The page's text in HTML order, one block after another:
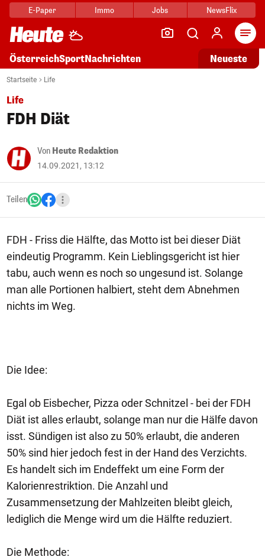
E-Paper Immo Jobs NewsFlix
ÖsterreichSportNachrichten Neueste
Startseite Life
Life
FDH Diät
Von Heute Redaktion
14.09.2021, 13:12
Teilen
FDH - Friss die Hälfte, das Motto ist bei dieser Diät
eindeutig Programm. Kein Lieblingsgericht ist hier
tabu, auch wenn es noch so ungesund ist. Solange
man alle Portionen halbiert, steht dem Abnehmen
nichts im Weg.
Die Idee:
Egal ob Eisbecher, Pizza oder Schnitzel - bei der FDH
Diät ist alles erlaubt, solange man nur die Hälfe davon
isst. Sündigen ist also zu 50% erlaubt, die anderen
50% sind hier jedoch fest in der Hand des Verzichts.
Es handelt sich im Endeffekt um eine Form der
Kalorienrestriktion. Die Anzahl und
Zusammensetzung der Mahlzeiten bleibt gleich,
lediglich die Menge wird um die Hälfte reduziert.
Die Methode: